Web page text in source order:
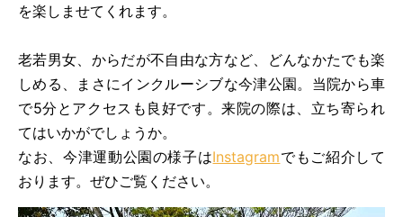
を楽しませてくれます。
老若男女、からだが不自由な方など、どんなかたでも楽
しめる、まさにインクルーシブな今津公園。当院から車
で5分とアクセスも良好です。来院の際は、立ち寄られ
てはいかがでしょうか。
なお、今津運動公園の様子はInstagramでもご紹介して
おります。ぜひご覧ください。